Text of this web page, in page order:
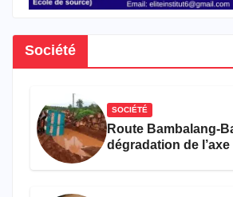
Société
SOCIÉTÉ
Route Bambalang-
dégradation de